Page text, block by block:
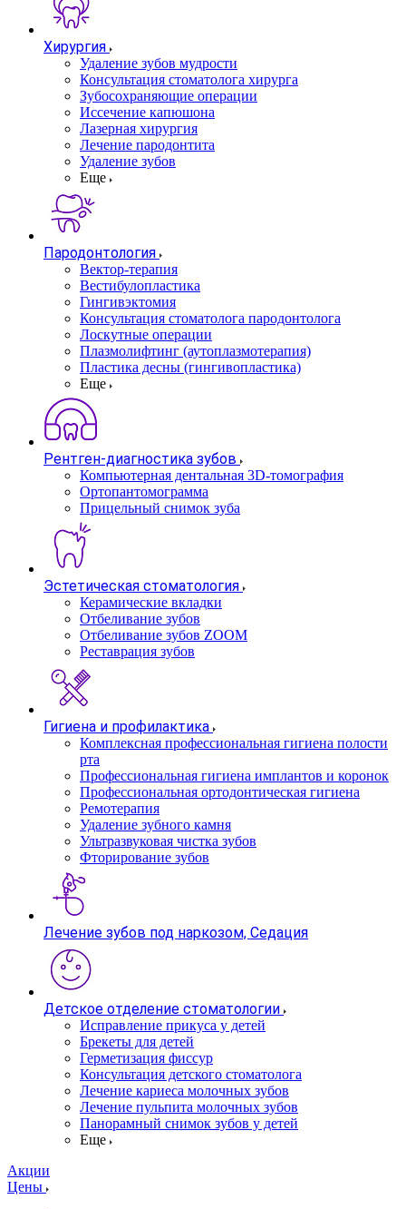
Хирургия
Удаление зубов мудрости
Консультация стоматолога хирурга
Зубосохраняющие операции
Иссечение капюшона
Лазерная хирургия
Лечение пародонтита
Удаление зубов
Еще
Пародонтология
Вектор-терапия
Вестибулопластика
Гингивэктомия
Консультация стоматолога пародонтолога
Лоскутные операции
Плазмолифтинг (аутоплазмотерапия)
Пластика десны (гингивопластика)
Еще
Рентген-диагностика зубов
Компьютерная дентальная 3D-томография
Ортопантомограмма
Прицельный снимок зуба
Эстетическая стоматология
Керамические вкладки
Отбеливание зубов
Отбеливание зубов ZOOM
Реставрация зубов
Гигиена и профилактика
Комплексная профессиональная гигиена полости
рта
Профессиональная гигиена имплантов и коронок
Профессиональная ортодонтическая гигиена
Ремотерапия
Удаление зубного камня
Ультразвуковая чистка зубов
Фторирование зубов
Лечение зубов под наркозом, Седация
Детское отделение стоматологии
Исправление прикуса у детей
Брекеты для детей
Герметизация фиссур
Консультация детского стоматолога
Лечение кариеса молочных зубов
Лечение пульпита молочных зубов
Панорамный снимок зубов у детей
Еще
Акции
Цены